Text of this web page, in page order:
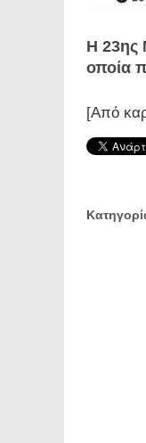
Η 23ης
οποία
[Από